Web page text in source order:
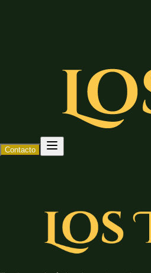
Contacto